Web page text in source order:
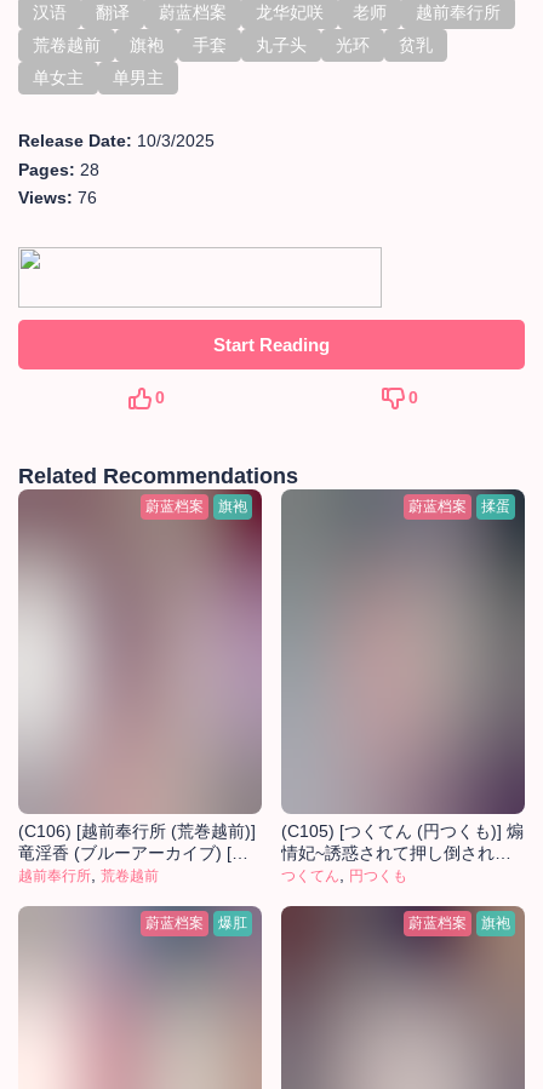
汉语 翻译 蔚蓝档案 龙华妃咲 老师
越前奉行所
荒卷越前
旗袍 手套 丸子头 光环
贫乳
单女主
单男主
Release Date: 10/3/2025
Pages: 28
Views: 76
Start Reading
0 0
Related Recommendations
蔚蓝档案 旗袍
(C106) [越前奉行所 (荒巻越前)]
竜淫香 (ブルーアーカイブ) [中
国翻訳]
越前奉行所 荒卷越前
蔚蓝档案 揉蛋
(C105) [つくてん (円つくも)] 煽
情妃~誘惑されて押し倒されて~
(ブルーアーカイブ) [中国翻訳]
つくてん 円つくも
蔚蓝档案 爆肛 蔚蓝档案 旗袍